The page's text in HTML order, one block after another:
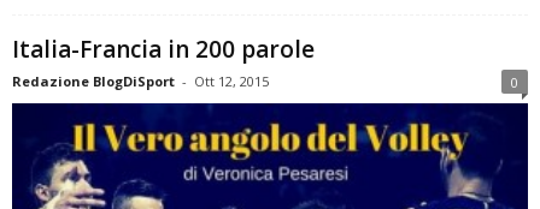
Italia-Francia in 200 parole
Redazione BlogDiSport - Ott 12, 2015 0